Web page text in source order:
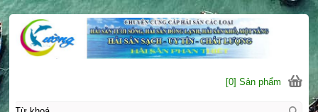
[0] Sản phẩm